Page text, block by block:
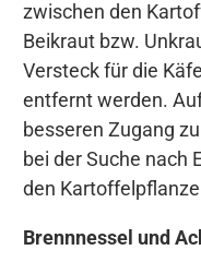
zwischen den
Beikraut bzw.
Versteck für die
entfernt werden.
besseren Zugang
bei der Suche nach
den
Brennnessel und